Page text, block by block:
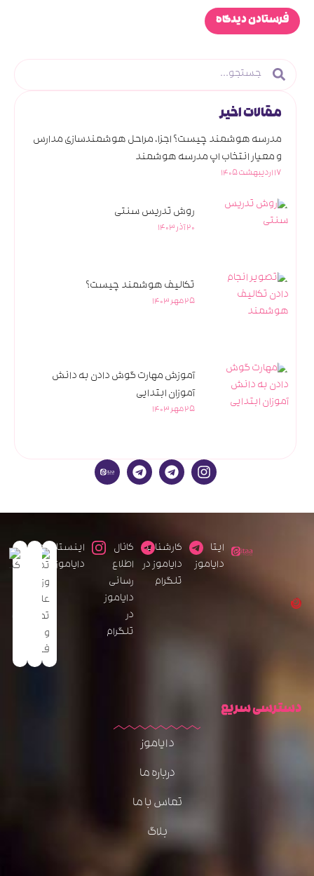
مقالات اخیر
مدرسه هوشمند چیست؟ اجزا، مراحل هوشمندسازی مدارس
و معیار انتخاب اپ مدرسه هوشمند
17 اردیبهشت 1405
روش تدریس سنتی
20 آذر 1403
تکالیف هوشمند چیست؟
25 مهر 1403
آموزش مهارت گوش دادن به دانش
آموزان ابتدایی
25 مهر 1403
ایتا
دایاموز
کارشناس
دایاموز در
تلگرام
کانال
اطلاع
رسانی
دایاموز
در
تلگرام
اینستاگرام
دایاموز
دسترسی سریع
دایاموز
درباره ما
تماس با ما
بلاگ